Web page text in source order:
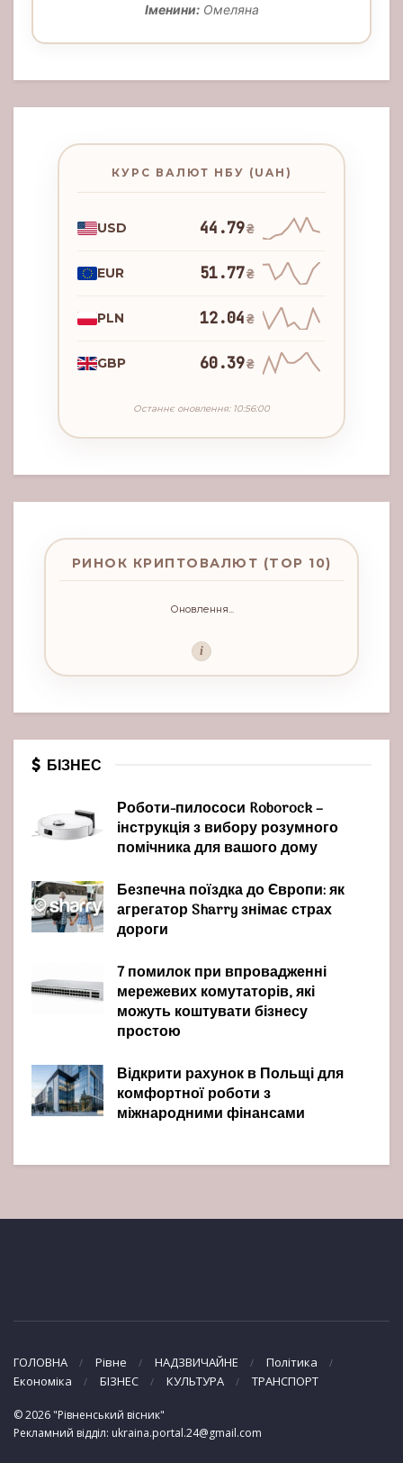
Іменини:Омеляна
КУРС ВАЛЮТ НБУ (UAH)
USD 44.79₴
EUR 51.77₴
PLN 12.04₴
GBP 60.39₴
Останнє оновлення: 10:56:00
РИНОК КРИПТОВАЛЮТ (TOP 10)
Оновлення...
i
БІЗНЕС
Роботи-пилососи Roborock –
інструкція з вибору розумного
помічника для вашого дому
Безпечна поїздка до Європи: як
агрегатор Sharry знімає страх
дороги
7 помилок при впровадженні
мережевих комутаторів, які
можуть коштувати бізнесу
простою
Відкрити рахунок в Польщі для
комфортної роботи з
міжнародними фінансами
ГОЛОВНА Рівне НАДЗВИЧАЙНЕ
Політика
Економіка
БІЗНЕС КУЛЬТУРА ТРАНСПОРТ
© 2026 "Рівненський вісник"
Рекламний відділ: ukraina.portal.24@gmail.com